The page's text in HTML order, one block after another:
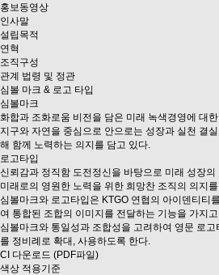
홍보동영상
인사말
설립목적
연혁
조직구성
관계 법령 및 정관
심볼 마크 & 로고 타입
심볼마크
화합과 조화로움 비전을 담은 미래 녹색경영에 대
지구와 자연을 중심으로 안으로는 성장과 실천 결
해 함께 노력하는 의지를 담고 있다.
로고타입
신뢰감과 정직함 도전정신을 바탕으로 미래 성장
미래로의 영원한 노력을 위한 희망찬 조직의 의지
심볼마크와 로고타입은 KTGO 연협의 아이덴티티
여 통합된 조합의 이미지를 전달하는 기능을 가지
심볼마크와 통일성과 조합성을 고려하여 영문 로
를 정비례로 확대, 사용하도록 한다.
CI 다운로드 (PDF파일)
색상 적용기준